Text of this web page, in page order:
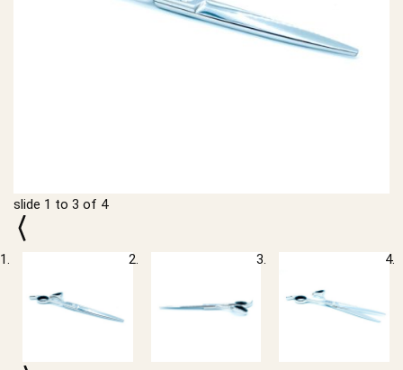
slide 1 to 3 of 4